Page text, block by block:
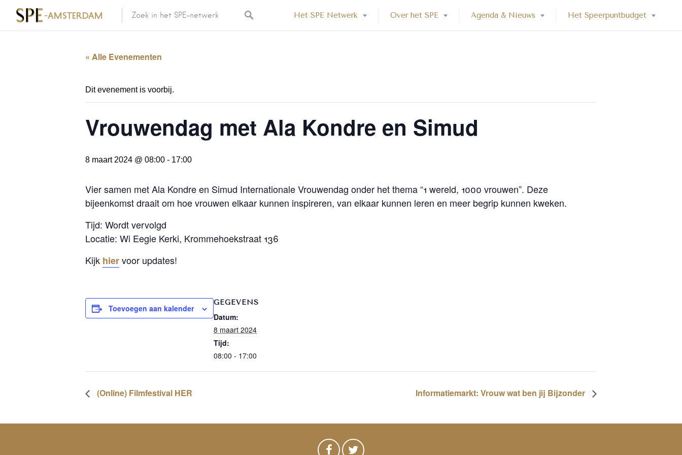
Het SPE Netwerk Over het SPE Agenda & Nieuws Het Speerpuntbudget
« Alle Evenementen
Dit evenement is voorbij.
Vrouwendag met Ala Kondre en Simud
8 maart 2024 @ 08:00 - 17:00
Vier samen met Ala Kondre en Simud Internationale Vrouwendag onder het thema “1 wereld, 1000 vrouwen”. Deze
bijeenkomst draait om hoe vrouwen elkaar kunnen inspireren, van elkaar kunnen leren en meer begrip kunnen kweken.
Tijd: Wordt vervolgd
Locatie: Wi Eegie Kerki, Krommehoekstraat 136
Kijk hiervoor updates!
Toevoegen aan kalender
GEGEVENS
Datum:
8 maart 2024
Tijd:
08:00 - 17:00
(Online) Filmfestival HER Informatiemarkt: Vrouw wat ben jij Bijzonder